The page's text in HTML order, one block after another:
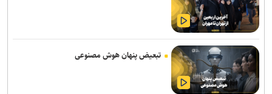
رکوردهای جهانی یوسفی و نصیری حفظ شد
تور جهانی تنیس صربستان| ادامه پیروزی‌های یزدانی و جدال با نماینده
روسیه
گودرزی: برخی از هندی‌ها سن‌شان تقلبی است ولی نباید باز هم به آنها
می‌باختیم/ ۵-۶ چهره خوب به کشتی ایران معرفی کردیم
تبعیض پنهان هوش مصنوعی